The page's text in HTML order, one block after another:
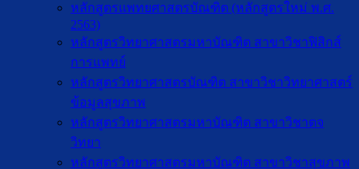
หลักสูตรแพทยศาสตรบัณฑิต (หลักสูตรใหม่ พ.ศ.
2563)
หลักสูตรวิทยาศาสตรมหาบัณฑิต สาขาวิชาฟิสิกส์
การแพทย์
หลักสูตรวิทยาศาสตรบัณฑิต สาขาวิชาวิทยาศาสตร์
ข้อมูลสุขภาพ
หลักสูตรวิทยาศาสตรมหาบัณฑิต สาขาวิชาตจ
วิทยา
หลักสูตรวิทยาศาสตรมหาบัณฑิต สาขาวิชาสุขภาพ